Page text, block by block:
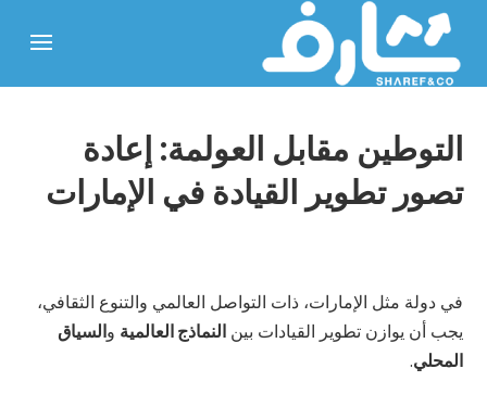
التوطين مقابل العولمة: إعادة
تصور تطوير القيادة في الإمارات
في دولة مثل الإمارات، ذات التواصل العالمي والتنوع الثقافي،
يجب أن يوازن تطوير القيادات بينالنماذج العالمية والسياق
المحلي.